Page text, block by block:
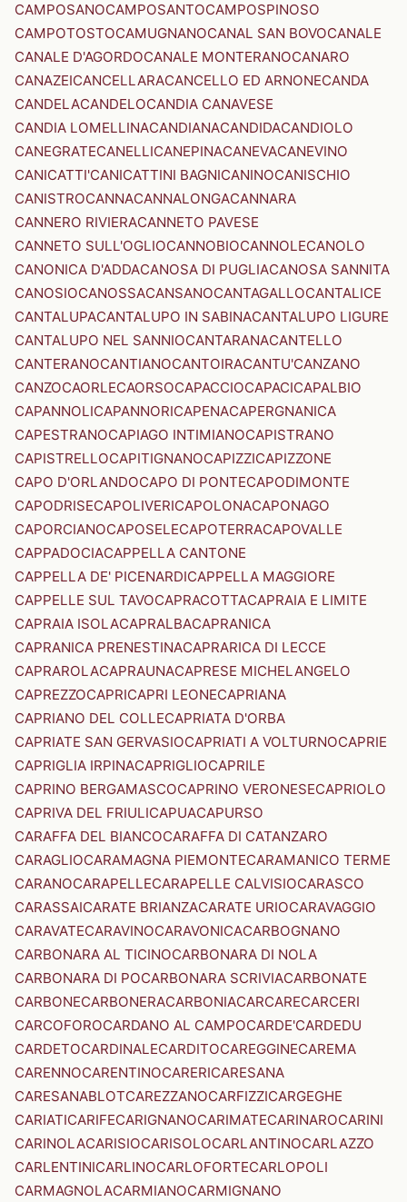
CAMPOSANOCAMPOSANTOCAMPOSPINOSO
CAMPOTOSTOCAMUGNANOCANAL SAN BOVOCANALE
CANALE D'AGORDOCANALE MONTERANOCANARO
CANAZEICANCELLARACANCELLO ED ARNONECANDA
CANDELACANDELOCANDIA CANAVESE
CANDIA LOMELLINACANDIANACANDIDACANDIOLO
CANEGRATECANELLICANEPINACANEVACANEVINO
CANICATTI'CANICATTINI BAGNICANINOCANISCHIO
CANISTROCANNACANNALONGACANNARA
CANNERO RIVIERACANNETO PAVESE
CANNETO SULL'OGLIOCANNOBIOCANNOLECANOLO
CANONICA D'ADDACANOSA DI PUGLIACANOSA SANNITA
CANOSIOCANOSSACANSANOCANTAGALLOCANTALICE
CANTALUPACANTALUPO IN SABINACANTALUPO LIGURE
CANTALUPO NEL SANNIOCANTARANACANTELLO
CANTERANOCANTIANOCANTOIRACANTU'CANZANO
CANZOCAORLECAORSOCAPACCIOCAPACICAPALBIO
CAPANNOLICAPANNORICAPENACAPERGNANICA
CAPESTRANOCAPIAGO INTIMIANOCAPISTRANO
CAPISTRELLOCAPITIGNANOCAPIZZICAPIZZONE
CAPO D'ORLANDOCAPO DI PONTECAPODIMONTE
CAPODRISECAPOLIVERICAPOLONACAPONAGO
CAPORCIANOCAPOSELECAPOTERRACAPOVALLE
CAPPADOCIACAPPELLA CANTONE
CAPPELLA DE' PICENARDICAPPELLA MAGGIORE
CAPPELLE SUL TAVOCAPRACOTTACAPRAIA E LIMITE
CAPRAIA ISOLACAPRALBACAPRANICA
CAPRANICA PRENESTINACAPRARICA DI LECCE
CAPRAROLACAPRAUNACAPRESE MICHELANGELO
CAPREZZOCAPRICAPRI LEONECAPRIANA
CAPRIANO DEL COLLECAPRIATA D'ORBA
CAPRIATE SAN GERVASIOCAPRIATI A VOLTURNOCAPRIE
CAPRIGLIA IRPINACAPRIGLIOCAPRILE
CAPRINO BERGAMASCOCAPRINO VERONESECAPRIOLO
CAPRIVA DEL FRIULICAPUACAPURSO
CARAFFA DEL BIANCOCARAFFA DI CATANZARO
CARAGLIOCARAMAGNA PIEMONTECARAMANICO TERME
CARANOCARAPELLECARAPELLE CALVISIOCARASCO
CARASSAICARATE BRIANZACARATE URIOCARAVAGGIO
CARAVATECARAVINOCARAVONICACARBOGNANO
CARBONARA AL TICINOCARBONARA DI NOLA
CARBONARA DI POCARBONARA SCRIVIACARBONATE
CARBONECARBONERACARBONIACARCARECARCERI
CARCOFOROCARDANO AL CAMPOCARDE'CARDEDU
CARDETOCARDINALECARDITOCAREGGINECAREMA
CARENNOCARENTINOCARERICARESANA
CARESANABLOTCAREZZANOCARFIZZICARGEGHE
CARIATICARIFECARIGNANOCARIMATECARINAROCARINI
CARINOLACARISIOCARISOLOCARLANTINOCARLAZZO
CARLENTINICARLINOCARLOFORTECARLOPOLI
CARMAGNOLACARMIANOCARMIGNANO